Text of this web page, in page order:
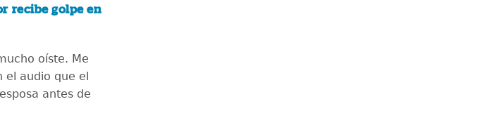
recibe golpe en
oíste. Me
el audio que el
antes de